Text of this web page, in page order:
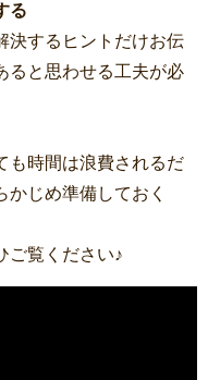
る
決するヒントだけお伝
ると思わせる工夫が必
も時間は浪費されるだ
じめ準備しておく
ご覧ください♪